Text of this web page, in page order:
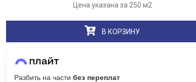
Цена указана за 250 м2
В КОРЗИНУ
Разбить на части без переплат